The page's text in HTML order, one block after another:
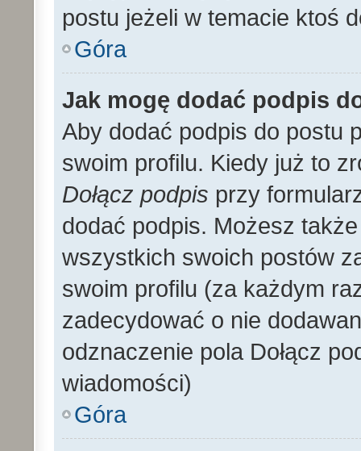
postu jeżeli w temacie ktoś
Góra
Jak mogę dodać podpis
Aby dodać podpis do postu
swoim profilu. Kiedy już to
Dołącz podpis przy
dodać podpis. Możesz
wszystkich swoich postów
swoim profilu (za każdym
zadecydować o nie
odznaczenie pola Dołącz
wiadomości)
Góra